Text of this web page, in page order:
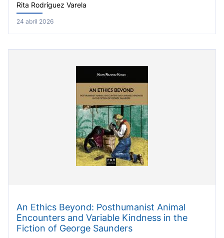
Rita Rodríguez Varela
24 abril 2026
An Ethics Beyond: Posthumanist Animal
Encounters and Variable Kindness in the
Fiction of George Saunders